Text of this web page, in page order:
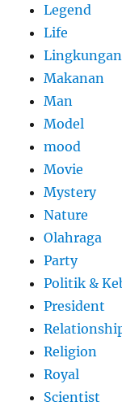
Legend
Life
Lingkungan
Makanan
Man
Model
mood
Movie
Mystery
Nature
Olahraga
Party
Politik &
President
Religion
Royal
Scientist